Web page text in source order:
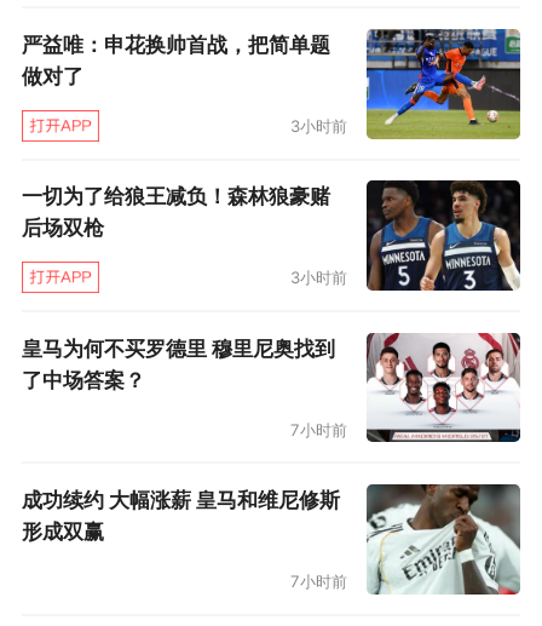
但是，马刺的阵容配置要高出尼克斯一筹，而且
马刺还有不小的成长空间。文班亚马、卡斯尔和
迪伦·哈珀远没有达到巅峰期，马刺将会越来越强
大。
马刺未来可能会很多次打进总决赛，而布朗森领
衔的尼克斯可能就只有一两次打进总决赛的机
会。布朗森如果不能在这个赛季夺冠，以后更没
在目前的总决赛MVP赔率榜上，文班亚马排名第
一，布朗森第二，唐斯第三。在总决赛比分赔率
榜上，马刺4-3夺冠排名第一，马刺4-2夺冠排名
严益唯：申花换帅首战，把简单题
做对了
3小时前
一切为了给狼王减负！森林狼豪赌
后场双枪
3小时前
皇马为何不买罗德里 穆里尼奥找到
了中场答案？
7小时前
成功续约 大幅涨薪 皇马和维尼修斯
形成双赢
7小时前